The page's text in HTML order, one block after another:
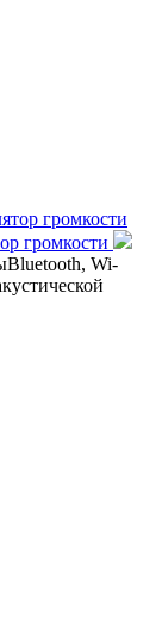
громкости
Wi-